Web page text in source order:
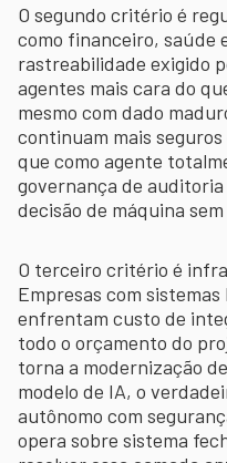
O segundo critério é
como financeiro, saúde
rastreabilidade exigido
agentes mais cara do
mesmo com dado
continuam mais
que como agente
governança de
decisão de máquina
O terceiro critério é
Empresas com
enfrentam custo de
todo o orçamento do
torna a modernização
modelo de IA, o
autônomo com
opera sobre sistema